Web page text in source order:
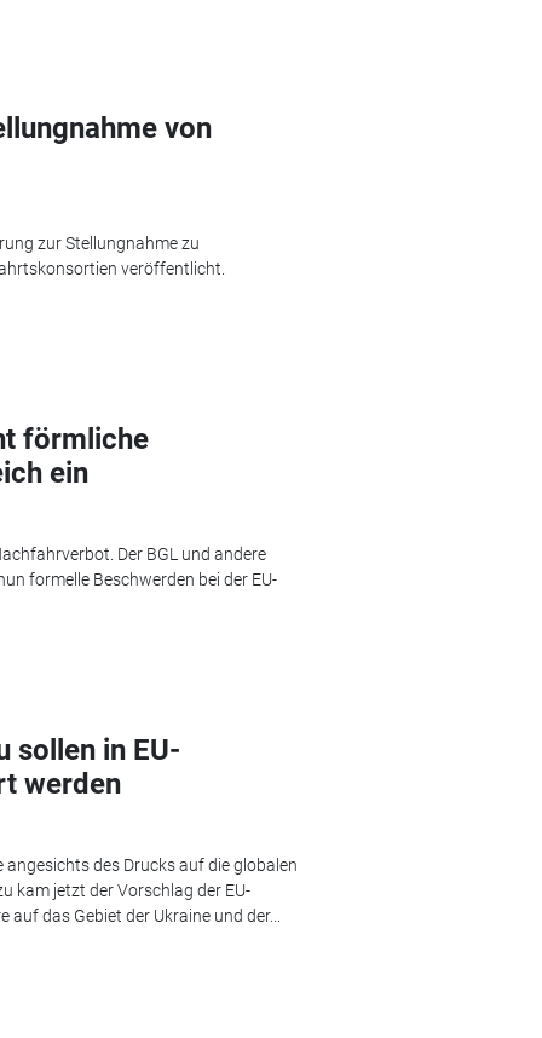
von
zur Stellungnahme zu
veröffentlicht.
förmliche
ein
Der BGL und andere
formelle Beschwerden bei der EU-
sollen in EU-
werden
angesichts des Drucks auf die globalen
kam jetzt der Vorschlag der EU-
das Gebiet der Ukraine und der...